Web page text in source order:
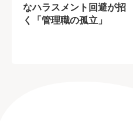
なハラスメント回避が招
く「管理職の孤立」